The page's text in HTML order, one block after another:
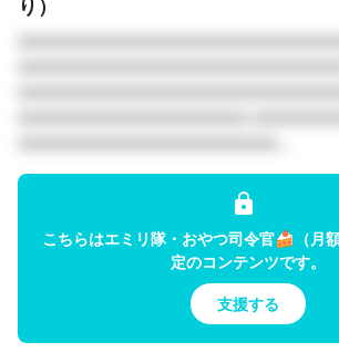
こちらはエミリ隊・おやつ司令官🍰（月
定のコンテンツです。
支援する